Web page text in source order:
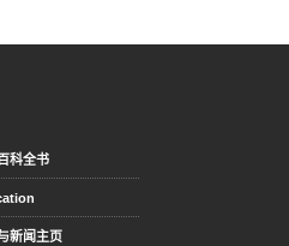
科全书
新闻主页